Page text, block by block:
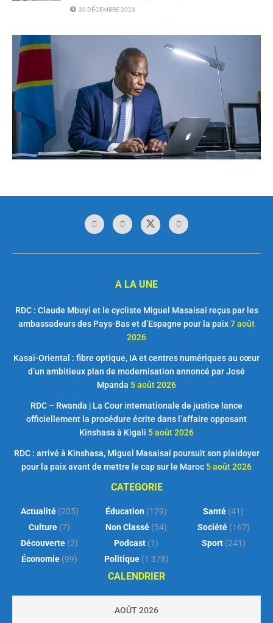
30 DÉCEMBRE 2023
A LA UNE
RDC : Claude Mbuyi et le cycliste Miguel Masaisai reçus par les
ambassadeurs des Pays-Bas et d’Espagne pour la paix7 août
2026
Kasaï-Oriental : fibre optique, IA et centres numériques au cœur
d’un ambitieux plan de modernisation annoncé par José
Mpanda 5 août 2026
RDC – Rwanda | La Cour internationale de justice lance
officiellement la procédure écrite dans l’affaire opposant
Kinshasa à Kigali 5 août 2026
RDC : arrivé à Kinshasa, Miguel Masaisai poursuit son plaidoyer
pour la paix avant de mettre le cap sur le Maroc 5 août 2026
CATEGORIE
Actualité(205)
Culture (7)
Découverte (2)
Économie (99)
Éducation (129)
Non Classé (54)
Podcast (1)
Politique(1 378)
Santé (41)
Société(167)
Sport(241)
CALENDRIER
AOÛT 2026